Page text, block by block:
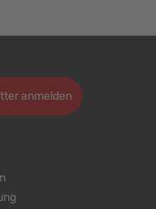
anmelden